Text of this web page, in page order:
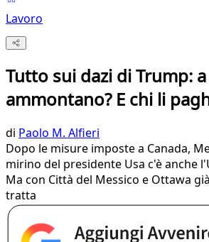
Lavoro
Tutto sui dazi di Trump:
ammontano? E chi li
di Paolo M. Alfieri
Dopo le misure imposte a Canada,
mirino del presidente Usa c'è anche
Ma con Città del Messico e Ottawa
tratta